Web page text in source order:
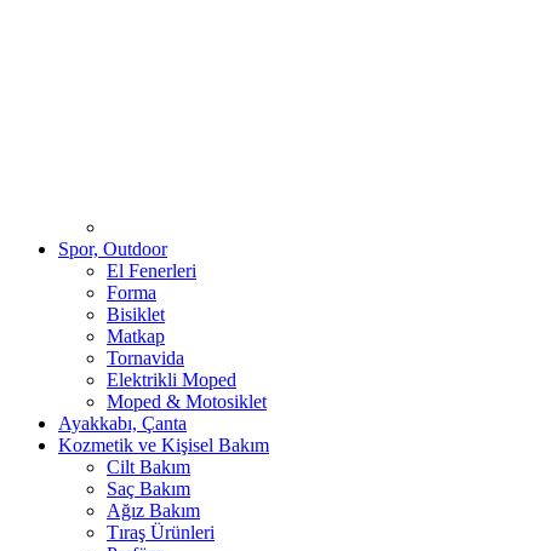
Spor, Outdoor
El Fenerleri
Forma
Bisiklet
Matkap
Tornavida
Elektrikli Moped
Moped & Motosiklet
Ayakkabı, Çanta
Kozmetik ve Kişisel Bakım
Cilt Bakım
Saç Bakım
Ağız Bakım
Tıraş Ürünleri